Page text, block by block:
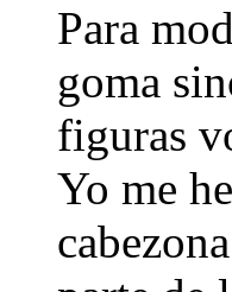
Para
goma
figuras
Yo me